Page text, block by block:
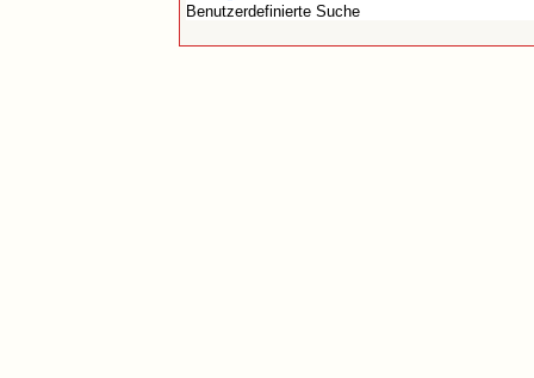
Benutzerdefinierte Suche